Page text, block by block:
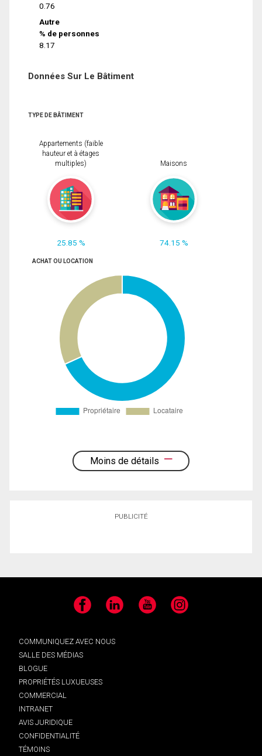
0.76
Autre
% de personnes
8.17
Données Sur Le Bâtiment
TYPE DE BÂTIMENT
Appartements (faible
hauteur et à étages
multiples)
25.85 %
Maisons
74.15 %
ACHAT OU LOCATION
Moins de détails
PUBLICITÉ
Facebook LinkedIn YouTube Instagram
COMMUNIQUEZ AVEC NOUS
SALLE DES MÉDIAS
BLOGUE
PROPRIÉTÉS LUXUEUSES
COMMERCIAL
INTRANET
AVIS JURIDIQUE
CONFIDENTIALITÉ
TÉMOINS